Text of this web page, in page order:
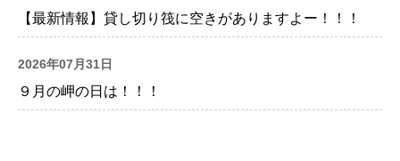
【最新情報】貸し切り筏に空きがありますよー！！！
2026年07月31日
９月の岬の日は！！！